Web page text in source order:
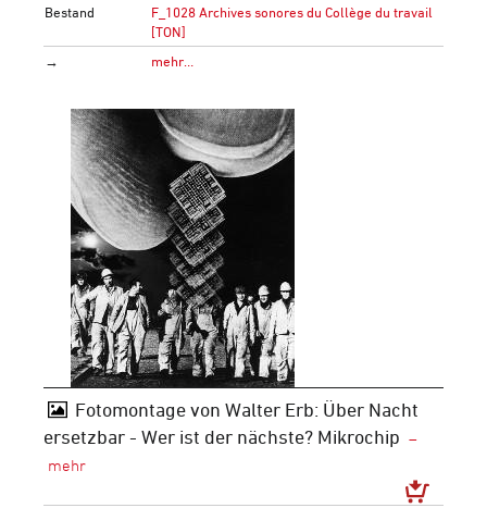
Bestand
F_1028 Archives sonores du Collège du travail
[TON]
→
mehr…
Fotomontage von Walter Erb: Über Nacht
ersetzbar - Wer ist der nächste? Mikrochip